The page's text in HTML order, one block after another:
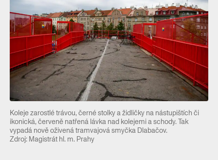
Koleje zarostlé trávou, černé stolky a židličky na nástupištích či
ikonická, červeně natřená lávka nad kolejemi a schody. Tak
vypadá nově oživená tramvajová smyčka Dlabačov.
Zdroj: Magistrát hl. m. Prahy